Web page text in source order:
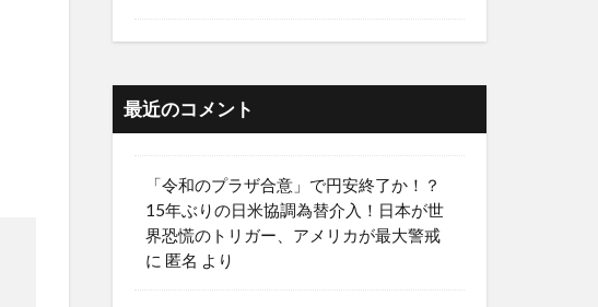
最近のコメント
「令和のプラザ合意」で円安終了か！？
15年ぶりの日米協調為替介入！日本が世
界恐慌のトリガー、アメリカが最大警戒
に 匿名 より